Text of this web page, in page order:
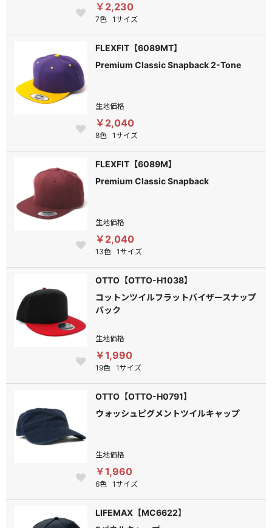
￥2,230
7色 1サイズ
FLEXFIT【6089MT】
Premium Classic Snapback 2-Tone
生地価格
￥2,040
8色 1サイズ
FLEXFIT【6089M】
Premium Classic Snapback
生地価格
￥2,040
13色 1サイズ
OTTO【OTTO-H1038】
コットンツイルフラットバイザースナップ
バック
生地価格
￥1,990
19色 1サイズ
OTTO【OTTO-H0791】
ウォッシュピグメントツイルキャップ
生地価格
￥1,960
6色 1サイズ
LIFEMAX【MC6622】